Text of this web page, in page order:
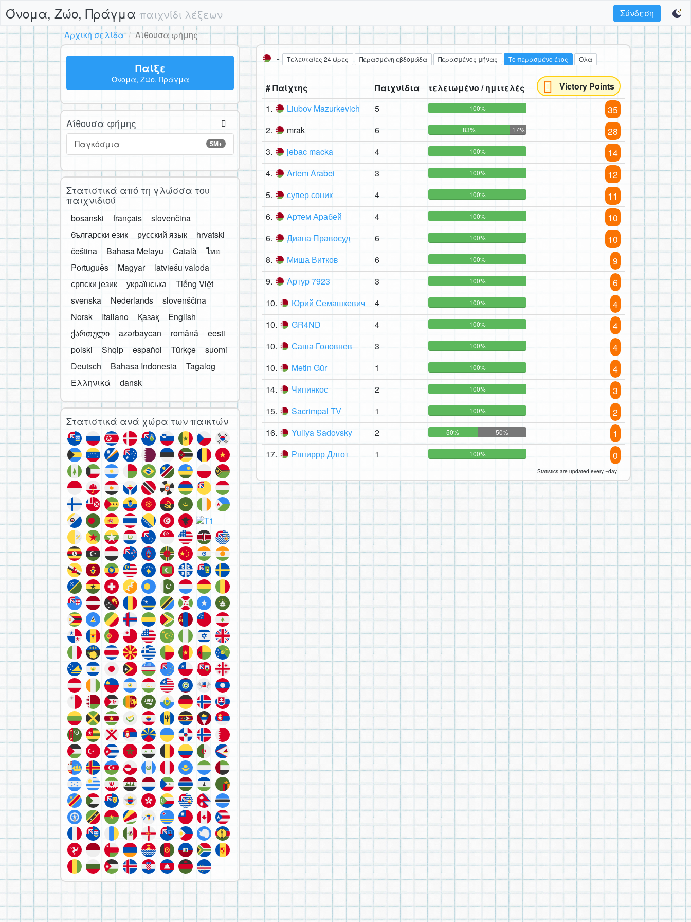
Όνομα, Ζώο, Πράγμα παιχνίδι λέξεων
Σύνδεση
Αρχική σελίδα
Αίθουσα φήμης
- Τελευταίες 24 ώρες Περασμένη εβδομάδα Περασμένος μήνας Το περασμένο έτος Όλα
# Παίχτης Παιχνίδια τελειωμένο / ημιτελές
Victory Points
1.
Liubov Mazurkevich 5 100% 35
2. mrak 6 83% 17% 28
3. jebac macka 4 100% 14
4. Artem Arabei 3 100% 12
5. супер соник 4 100% 11
6. Артем Арабей 4 100% 10
6. Диана Правосуд 6 100% 10
8. Миша Витков 6 100% 9
9. Артур 7923 3 100% 6
10. Юрий Семашкевич 4 100% 4
10. GR4ND 4 100% 4
10. Саша Головнев 3 100% 4
10. Metin Gür 1 100% 4
14. Чипинкос 2 100% 3
15. Sacrimpal TV 1 100% 2
16. Yuliya Sadovsky 2 50% 50% 1
17. Рппиррр Длгот 1 100% 0
Statistics are updated every ~day
Παίξε
Όνομα, Ζώο, Πράγμα
Αίθουσα φήμης
5M+
Παγκόσμια
Στατιστικά από τη γλώσσα του
παιχνιδιού
bosanski français
slovenčina
български език
русский язык
hrvatski
čeština
Bahasa Melayu Català
ไทย
Português
Magyar
latviešu valoda
српски језик
українська
Tiếng Việt
svenska
Nederlands
slovenščina
Norsk
Italiano Қазақ
English
ქართული
azərbaycan română
eesti
polski
Shqip español Türkçe
suomi
Deutsch
Bahasa Indonesia
Tagalog
Ελληνικά
dansk
Στατιστικά ανά χώρα των παικτών